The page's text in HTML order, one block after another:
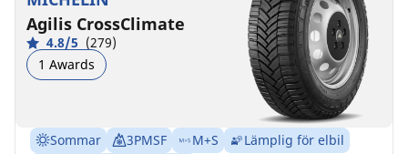
Agilis CrossClimate
4.8/5 (279)
1 Awards
Sommar 3PMSF M+S
Lämplig för elbil